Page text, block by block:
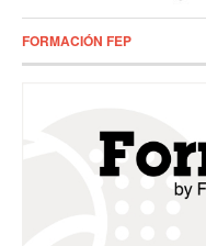
FORMACIÓN FEP